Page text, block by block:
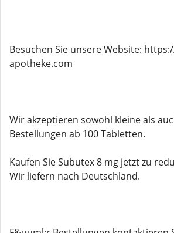
Besuchen Sie unsere Website:
apotheke.com
Wir akzeptieren sowohl kleine als
Bestellungen ab 100 Tabletten.
Kaufen Sie Subutex 8 mg jetzt zu
Wir liefern nach Deutschland.